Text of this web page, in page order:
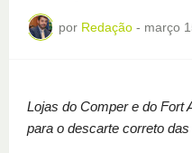
por Redação - março
Lojas do Comper e do Fort
para o descarte correto